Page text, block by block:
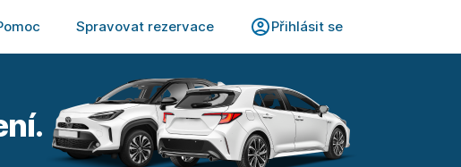
Spravovat rezervace Přihlásit se